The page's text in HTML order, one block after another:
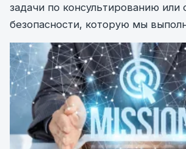
задачи по консультированию или
безопасности, которую мы